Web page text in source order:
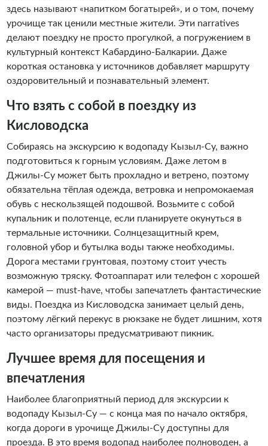
здесь называют «напитком богатырей», и о том, почему
урочище так ценили местные жители. Эти narratives
делают поездку не просто прогулкой, а погружением в
культурный контекст Кабардино-Балкарии. Даже
короткая остановка у источников добавляет маршруту
оздоровительный и познавательный элемент.
Что взять с собой в поездку из
Кисловодска
Собираясь на экскурсию к водопаду Кызыл-Су, важно
подготовиться к горным условиям. Даже летом в
Джилы-Су может быть прохладно и ветрено, поэтому
обязательна тёплая одежда, ветровка и непромокаемая
обувь с нескользящей подошвой. Возьмите с собой
купальник и полотенце, если планируете окунуться в
термальные источники. Солнцезащитный крем,
головной убор и бутылка воды также необходимы.
Дорога местами грунтовая, поэтому стоит учесть
возможную тряску. Фотоаппарат или телефон с хорошей
камерой — must-have, чтобы запечатлеть фантастические
виды. Поездка из Кисловодска занимает целый день,
поэтому лёгкий перекус в рюкзаке не будет лишним, хотя
часто организаторы предусматривают пикник.
Лучшее время для посещения и
впечатления
Наиболее благоприятный период для экскурсии к
водопаду Кызыл-Су — с конца мая по начало октября,
когда дороги в урочище Джилы-Су доступны для
проезда. В это время водопад наиболее полноводен, а